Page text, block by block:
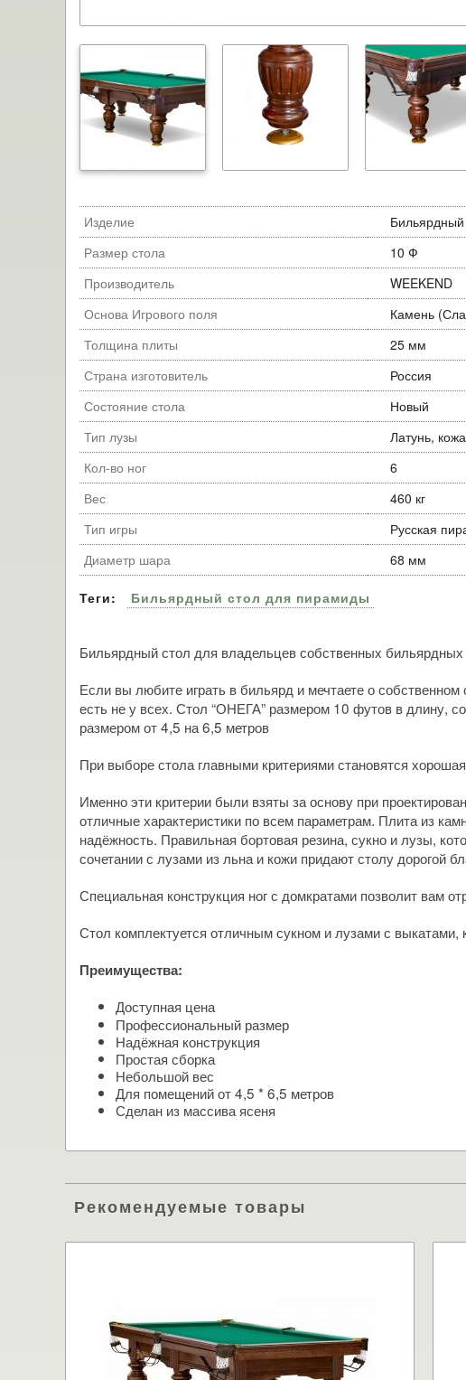
Изделие
Бильярдный
Размер стола
10 Ф
Производитель
WEEKEND
Основа Игрового поля
Камень
Толщина плиты
25 мм
Страна изготовитель
Россия
Состояние стола
Новый
Тип лузы
Латунь,
Кол-во ног
6
Вес
460 кг
Тип игры
Русская
Диаметр шара
68 мм
Теги: Бильярдный стол для пирамиды
Бильярдный стол для владельцев собственных
Если вы любите играть в бильярд и мечтаете о
есть не у всех. Стол “ОНЕГА” размером 10 футов в длину,
размером от 4,5 на 6,5 метров
При выборе стола главными критериями становятся
Именно эти критерии были взяты за основу при
отличные характеристики по всем параметрам. Плита из
надёжность. Правильная бортовая резина, сукно и лузы,
сочетании с лузами из льна и кожи придают столу дорогой
Специальная конструкция ног с домкратами позволит вам
Стол комплектуется отличным сукном и лузами с выкатами,
Преимущества:
Доступная цена
Профессиональный размер
Надёжная конструкция
Простая сборка
Небольшой вес
Для помещений от 4,5 * 6,5 метров
Сделан из массива ясеня
Рекомендуемые товары